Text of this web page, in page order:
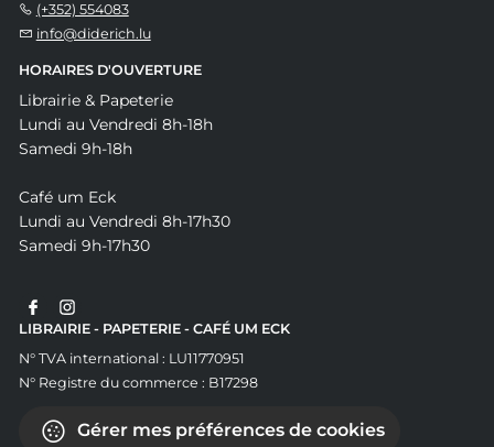
(+352) 554083
info@diderich.lu
HORAIRES D'OUVERTURE
Librairie & Papeterie
Lundi au Vendredi 8h-18h
Samedi 9h-18h
Café um Eck
Lundi au Vendredi 8h-17h30
Samedi 9h-17h30
LIBRAIRIE - PAPETERIE - CAFÉ UM ECK
N° TVA international : LU11770951
N° Registre du commerce : B17298
Gérer mes préférences de cookies